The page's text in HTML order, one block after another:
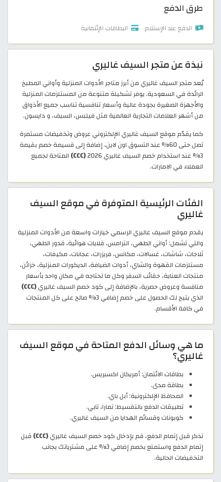
طرق الدفع
الدفع عند الإستلام البطاقات الإئتمانية
نبذة عن متجر السيف غاليري
يُعد متجر السيف غاليري من أبرز متاجر الأدوات المنزلية وأواني المطبخ
الرائدة في السعودية. يوفر تشكيلة متنوعة من المستلزمات المنزلية
والأجهزة الصغيرة بجودة عالية وأسعار تنافسية تناسب جميع الأذواق
من أشهر العلامات التجارية العالمية مثل فيلبس، السيف، و دايسون.
كما يقدّم موقع السيف غاليري الإلكتروني عروض وتخفيضات مستمرة
تصل حتى 60% عند التسوق اون لاين، إضافة إلى قسيمة خصم بقيمة
3% عند استخدام خصم السيف غاليري 2026
(CCC)
المتاحة لجميع
العملاء في الامارات.
الفئات الرئيسية المتوفرة في موقع السيف
غاليري
يقدم موقع السيف غاليري الرسمي خيارات واسعة من الأدوات المنزلية
والتي تشمل: أواني الطهي، الترامس، قلايات هوائية، قدور الطهي،
ثلاجات، شاشات، غسالات، مكانس، فريزرات، عجانات، مكيفات،
مستلزمات القهوة والشاي، أدوات الضيافة، الديكورات المنزلية، خزائن،
منتجات العناية، حقائب السفر وكل ما تحتاجه في مكان واحد بأسعار
منافسة وعروض حصرية، بالإضافة إلى كود خصم السيف غاليري(CCC)
الذي يتيح لك الحصول على خصم إضافي 3% صالح على كل المنتجات
في كافة الأقسام.
ما هي وسائل الدفع المتاحة في موقع السيف
غاليري؟
بطاقات الائتمان: أمريكان اكسبريس.
بطاقة مدى.
المحافظ الإلكترونية: أبل باي.
تطبيقات الدفع بالتقسيط: تمارا، تابي.
كوبونات وقسائم الهدايا من السيف غاليري.
تذكر قبل إتمام الدفع، قم بإدخال كود خصم السيف غاليري(CCC)
قبل
إتمام الدفع واستمتع بخصم إضافي 3% على مشترياتك بجانب
التخفيضات الحالية.